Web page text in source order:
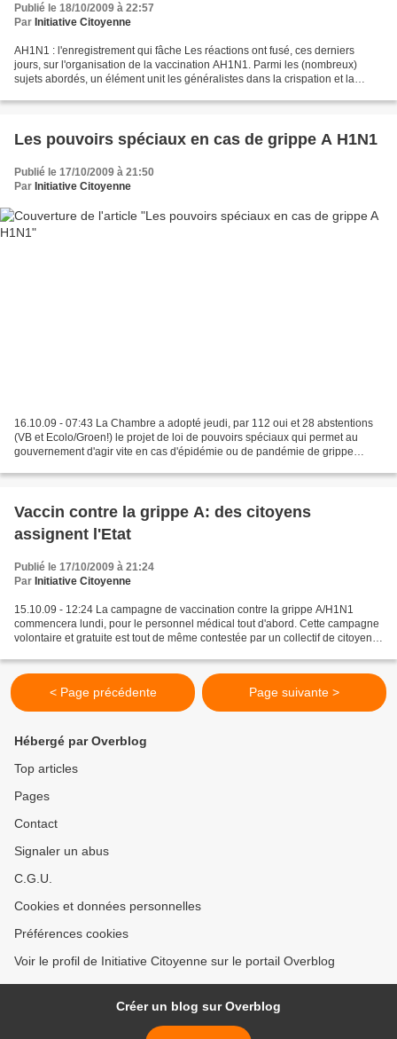
Publié le 18/10/2009 à 22:57
Par Initiative Citoyenne
AH1N1 : l'enregistrement qui fâche Les réactions ont fusé, ces derniers
jours, sur l'organisation de la vaccination AH1N1. Parmi les (nombreux)
sujets abordés, un élément unit les généralistes dans la crispation et la
Les pouvoirs spéciaux en cas de grippe A H1N1
Publié le 17/10/2009 à 21:50
Par Initiative Citoyenne
16.10.09 - 07:43 La Chambre a adopté jeudi, par 112 oui et 28 abstentions
(VB et Ecolo/Groen!) le projet de loi de pouvoirs spéciaux qui permet au
gouvernement d'agir vite en cas d'épidémie ou de pandémie de grippe
Vaccin contre la grippe A: des citoyens
assignent l'Etat
Publié le 17/10/2009 à 21:24
Par Initiative Citoyenne
15.10.09 - 12:24 La campagne de vaccination contre la grippe A/H1N1
commencera lundi, pour le personnel médical tout d'abord. Cette campagne
volontaire et gratuite est tout de même contestée par un collectif de citoyens,
< Page précédente Page suivante >
Hébergé par Overblog
Top articles
Pages
Contact
Signaler un abus
C.G.U.
Cookies et données personnelles
Préférences cookies
Voir le profil de Initiative Citoyenne sur le portail Overblog
Créer un blog sur Overblog